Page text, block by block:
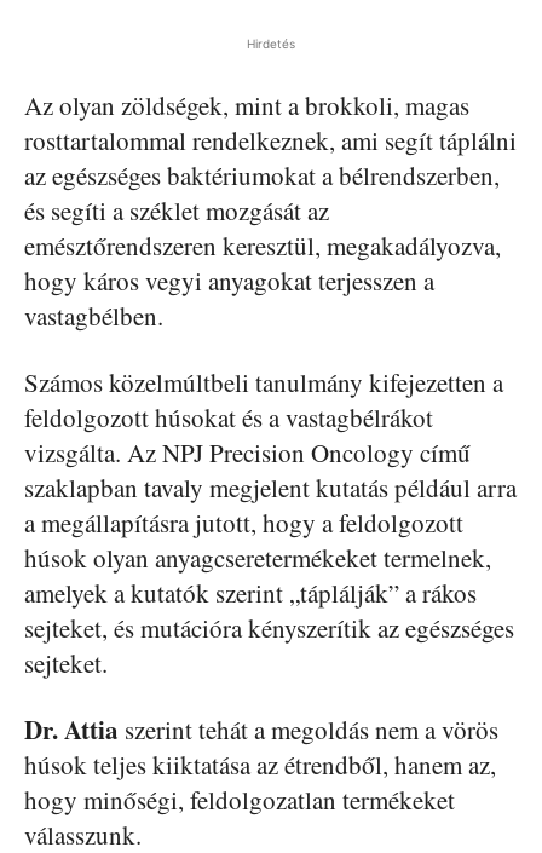
Hirdetés
Az olyan zöldségek, mint a brokkoli, magas
rosttartalommal rendelkeznek, ami segít táplálni
az egészséges baktériumokat a bélrendszerben,
és segíti a széklet mozgását az
emésztőrendszeren keresztül, megakadályozva,
hogy káros vegyi anyagokat terjesszen a
vastagbélben.
Számos közelmúltbeli tanulmány kifejezetten a
feldolgozott húsokat és a vastagbélrákot
vizsgálta. Az NPJ Precision Oncology című
szaklapban tavaly megjelent kutatás például arra
a megállapításra jutott, hogy a feldolgozott
húsok olyan anyagcseretermékeket termelnek,
amelyek a kutatók szerint „táplálják” a rákos
sejteket, és mutációra kényszerítik az egészséges
sejteket.
Dr. Attia szerint tehát a megoldás nem a vörös
húsok teljes kiiktatása az étrendből, hanem az,
hogy minőségi, feldolgozatlan termékeket
válasszunk.